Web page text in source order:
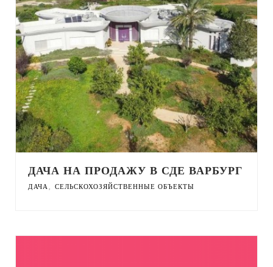
ДАЧА НА ПРОДАЖУ В СДЕ ВАРБУРГ
ДАЧА, СЕЛЬСКОХОЗЯЙСТВЕННЫЕ ОБЪЕКТЫ